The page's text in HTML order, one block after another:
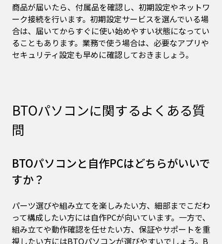
商品が届いたら、付属品を確認し、初期設定やネットワ
ーク接続を行います。初期設定サービスを選んでいる場
合は、届いてからすぐに使い始めやすい状態になってい
ることもあります。業務で使う場合は、必要なアプリや
セキュリティ設定も早めに確認しておきましょう。
BTOパソコンに関するよくある質
問
BTOパソコンと自作PCはどちらがいいで
すか？
パーツ選びや組み立てを楽しみたい方、細部までこだわ
って構成したい方には自作PCが向いています。一方で、
組み立てや動作確認を任せたい方、保証やサポートを重
視したい方にはBTOパソコンが選びやすいでしょう。B